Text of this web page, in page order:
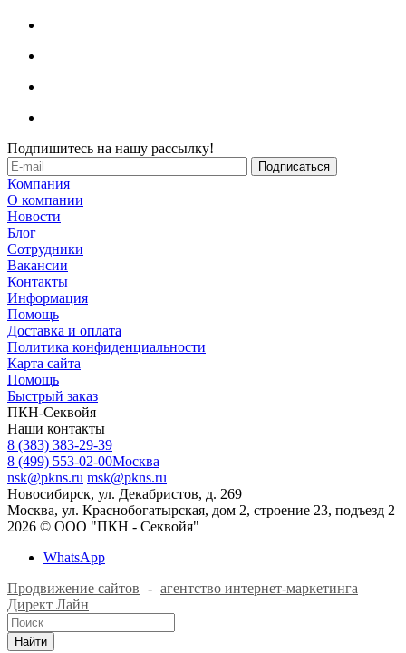
Подпишитесь на нашу рассылку!
Компания
О компании
Новости
Блог
Сотрудники
Вакансии
Контакты
Информация
Помощь
Доставка и оплата
Политика конфиденциальности
Карта сайта
Помощь
Быстрый заказ
ПКН-Секвойя
Наши контакты
8 (383) 383-29-39
8 (499) 553-02-00Москва
nsk@pkns.ru msk@pkns.ru
Новосибирск, ул. Декабристов, д. 269
Москва, ул. Краснобогатырская, дом 2, строение 23, подъезд 2
2026 © ООО "ПКН - Секвойя"
WhatsApp
Продвижение сайтов - агентство интернет-маркетинга
Директ Лайн
Найти